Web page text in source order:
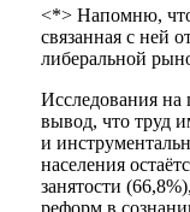
<*> Напомню, что
связанная с ней
либеральной
Исследования на
вывод, что труд
и
населения
занятости